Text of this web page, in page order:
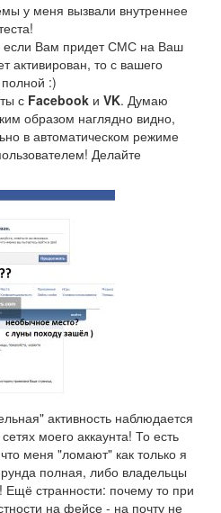
у меня вызвали внутреннее
если Вам придет СМС на Ваш
активирован, то с вашего
:)
с Facebook и VK. Думаю
образом наглядно видно,
в автоматическом режиме
Делайте
активность наблюдается
моего аккаунта! То есть
меня "ломают" как только я
полная, либо владельцы
Ещё странности: почему то при
на фейсе - на почту не